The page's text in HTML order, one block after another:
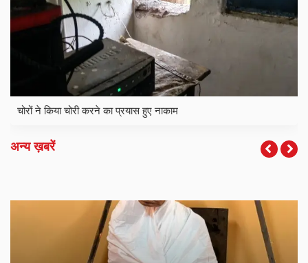
चोरों ने किया चोरी करने का प्रयास हुए नाकाम
अन्य ख़बरें